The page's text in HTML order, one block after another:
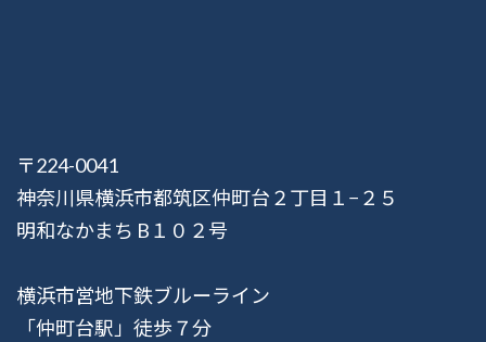
〒224-0041
神奈川県横浜市都筑区仲町台２丁目１−２５
明和なかまち B１０２号
横浜市営地下鉄ブルーライン
「仲町台駅」徒歩７分